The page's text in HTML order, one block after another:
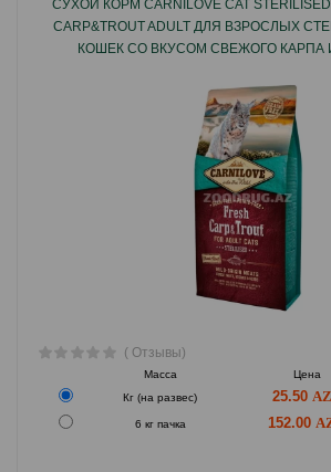
пород.СУХОЙ КОРМ CARNILOVE CAT STERILISED
CARP&TROUT ADULT ДЛЯ ВЗРОСЛЫХ
КОШЕК СО ВКУСОМ СВЕЖОГО КАРПА
( Отзывы)
Масса Цена
Кг (на развес)
25.50
6 кг пачка 152.00